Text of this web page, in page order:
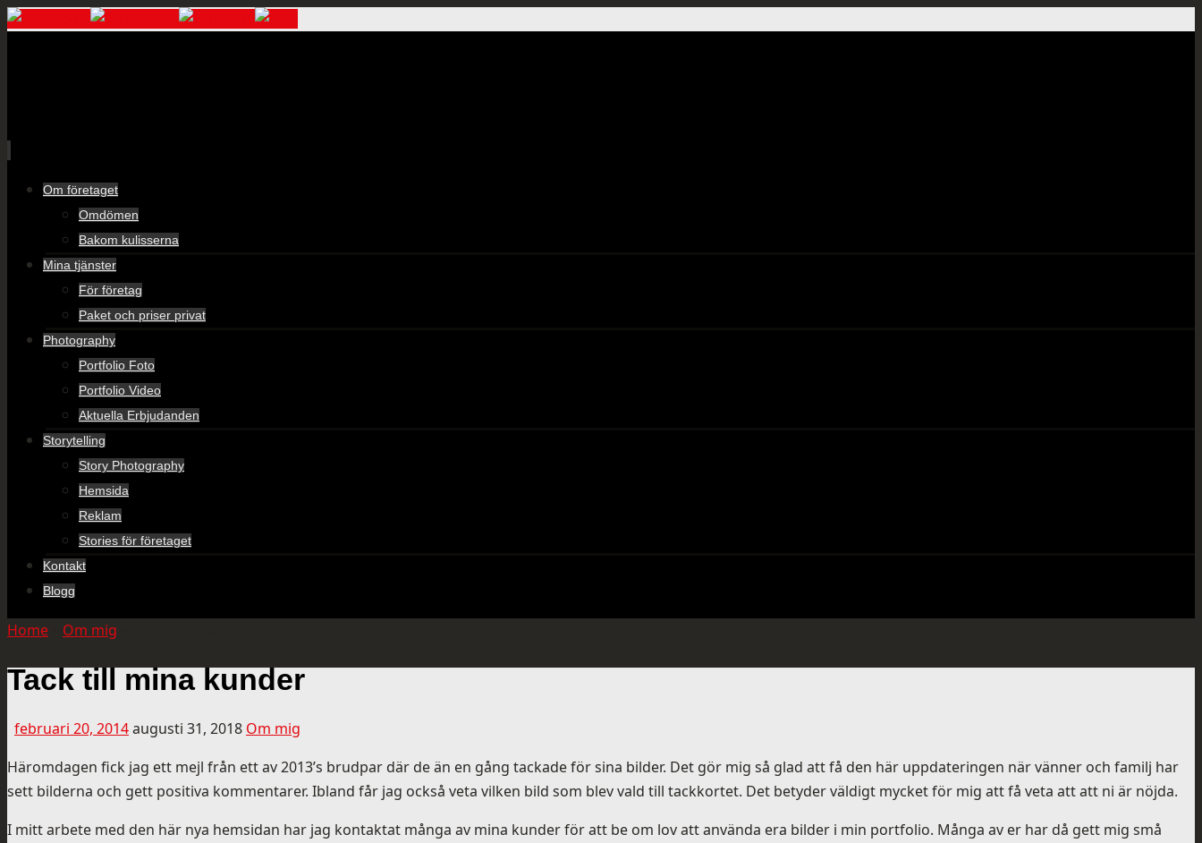
Skip
Om företaget
Omdömen
Bakom kulisserna
Mina tjänster
För företag
Paket och priser privat
Photography
Portfolio Foto
Portfolio Video
Aktuella Erbjudanden
Storytelling
Story Photography
Hemsida
Reklam
Stories för företaget
Kontakt
Blogg
Home Om mig
Tack till mina kunder
februari 20, 2014augusti 31, 2018 Om mig
Häromdagen fick jag ett mejl från ett av 2013’s brudpar där de än en gång tackade för sina bilder. Det gör mig så glad att få den här uppdateringen när vänner och familj har
sett bilderna och gett positiva kommentarer. Ibland får jag också veta vilken bild som blev vald till tackkortet. Det betyder väldigt mycket för mig att få veta att att ni är nöjda.
I mitt arbete med den här nya hemsidan har jag kontaktat många av mina kunder för att be om lov att använda era bilder i min portfolio. Många av er har då gett mig små